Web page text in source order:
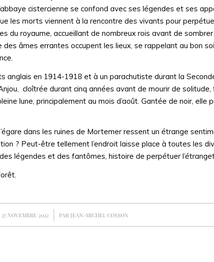
cistercienne se confond avec ses légendes et ses
les morts viennent à la rencontre des vivants pour
du royaume, accueillant de nombreux rois avant de sombrer
âmes errantes occupent les lieux, se rappelant au bon
en 1914-1918 et à un parachutiste durant la
cloîtrée durant cinq années avant de mourir de solitude,
lune, principalement au mois d’août. Gantée de noir, elle
dans les ruines de Mortemer ressent un étrange
? Peut-être tellement l’endroit laisse place à toutes les
légendes et des fantômes, histoire de perpétuer
27 NOVEMBRE 2022
/ PAR JEAN-MICHEL COSSON